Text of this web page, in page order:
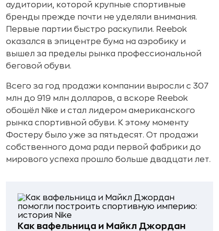
аудитории, которой крупные спортивные
бренды прежде почти не уделяли внимания.
Первые партии быстро раскупили. Reebok
оказался в эпицентре бума на аэробику и
вышел за пределы рынка профессиональной
беговой обуви.
Всего за год продажи компании выросли с 307
млн до 919 млн долларов, а вскоре Reebok
обошёл Nike и стал лидером американского
рынка спортивной обуви. К этому моменту
Фостеру было уже за пятьдесят. От продажи
собственного дома ради первой фабрики до
мирового успеха прошло больше двадцати лет.
Как вафельница и Майкл Джордан